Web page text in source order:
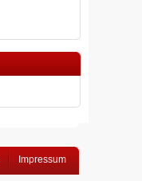
Impressum